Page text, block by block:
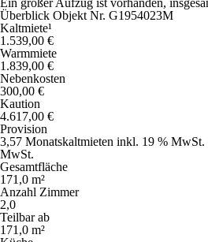
Ein großer Aufzug ist vorhanden,
Überblick Objekt Nr. G1954023M
Kaltmiete¹
1.539,00 €
Warmmiete
1.839,00 €
Nebenkosten
300,00 €
Kaution
4.617,00 €
Provision
3,57 Monatskaltmieten inkl. 19 %
MwSt.
Gesamtfläche
171,0 m²
Anzahl Zimmer
2,0
Teilbar ab
171,0 m²